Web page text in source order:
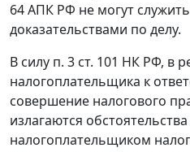
64АПК РФ не могут
доказательствами по делу.
В силу п. 3 ст. 101 НК РФ, в
налогоплательщика к
совершение налогового
излагаются
налогоплательщиком